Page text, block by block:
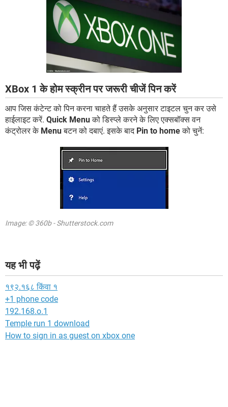
XBox 1 के होम स्क्रीन पर जरूरी चीजें पिन करें
आप जिस कंटेन्ट को पिन करना चाहते हैं उसके अनुसार टाइटल चुन कर उसे
हाईलाइट करें. Quick Menuको डिस्प्ले करने के लिए एक्सबॉक्स वन
कंट्रोलर के Menuबटन को दबाएं. इसके बाद Pin to homeको चुनें:
Image: © 360b - Shutterstock.com
यह भी पढ़ें
१९२.१६८ किंवा १
+1 phone code
192.168.o.1
Temple run 1 download
How to sign in as guest on xbox one